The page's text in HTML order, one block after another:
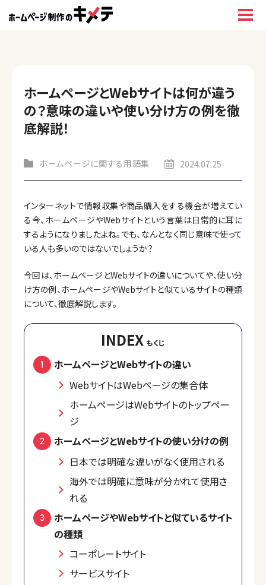
ホームページとWebサイトは何が違う
の？意味の違いや使い分け方の例を徹
底解説！
ホームページに関する用語集 2024.07.25
インターネットで情報収集や商品購入をする機会が増えてい
る今、ホームページやWebサイトという言葉は日常的に耳に
するようになりましたよね。でも、なんとなく同じ意味で使って
いる人も多いのではないでしょうか？
今回は、ホームページとWebサイトの違いについてや、使い分
け方の例、ホームページやWebサイトと似ているサイトの種類
について、徹底解説します。
INDEX
ホームページとWebサイトの違い
WebサイトはWebページの集合体
ホームページはWebサイトのトップペー
ジ
ホームページとWebサイトの使い分けの例
日本では明確な違いがなく使用される
海外では明確に意味が分かれて使用さ
れる
ホームページやWebサイトと似ているサイト
の種類
コーポレートサイト
サービスサイト